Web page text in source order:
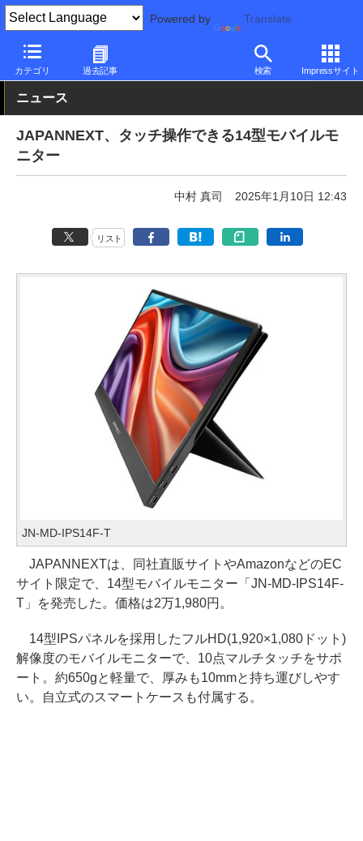
Powered by Translate
カテゴリ 過去記事 検索 Impressサイト
PC Watch 半導体/周辺機器 JAPANNEXT
ニュース
JAPANNEXT、タッチ操作できる14型モバイルモ
ニター
中村 真司 2025年1月10日 12:43
リスト
JN-MD-IPS14F-T
JAPANNEXTは、同社直販サイトやAmazonなどのEC
サイト限定で、14型モバイルモニター「JN-MD-IPS14F-
T」を発売した。価格は2万1,980円。
14型IPSパネルを採用したフルHD(1,920×1,080ドット)
解像度のモバイルモニターで、10点マルチタッチをサポ
ート。約650gと軽量で、厚みも10mmと持ち運びしやす
い。自立式のスマートケースも付属する。